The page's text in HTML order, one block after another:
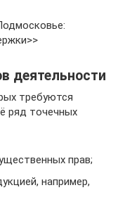
деятельности
требуются
ряд точечных
прав;
например,